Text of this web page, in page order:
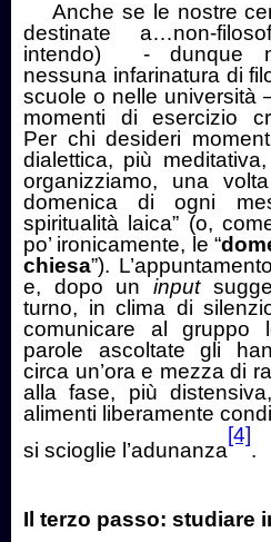
Anche se le nostre
destinate a…non-
intendo)
- dunque
nessuna infarinatura di
scuole o nelle università
momenti di esercizio
Per chi desideri
dialettica, più
organizziamo, una
domenica di ogni
spiritualità laica” (o,
po’ ironicamente, le “
chiesa”).
e, dopo un input
turno, in clima di
comunicare al gruppo
parole ascoltate gli
circa un’ora e mezza di
alla fase, più
alimenti liberamente
si scioglie l’adunanza
[4]
.
Il terzo passo: studiare